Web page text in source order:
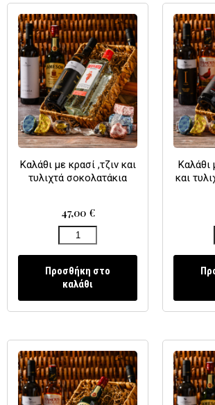
Καλάθι με κρασί ,τζιν και
τυλιχτά σοκολατάκια
47,00 €
Προσθήκη στο
καλάθι
Καλάθι
και